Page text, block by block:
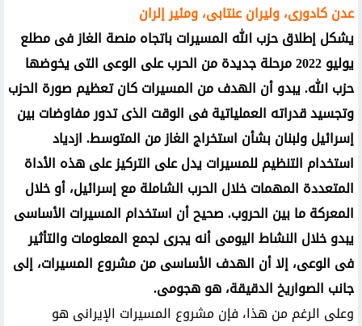
عدن كادورى، وليران عنتابى، ومئير إلران
يشكل إطلاق حزب الله المسيرات باتجاه منصة الغاز فى مطلع
يوليو 2022 مرحلة جديدة من الحرب على الوعى التى يخوضها
حزب الله. يبدو أن الهدف من المسيرات كان تعظيم صورة الحزب
وتجسيد قدراته العملياتية فى الوقت الذى تدور مفاوضات بين
إسرائيل ولبنان بشأن استخراج الغاز من المتوسط. ازدياد
استخدام التنظيم للمسيرات يدل على التركيز على هذه الأداة
المتعددة المهمات خلال الحرب الشاملة مع إسرائيل، أو خلال
المعركة ما بين الحروب. صحيح أن استخدام المسيرات الأساسى
يبدو خلال النشاط اليومى أنه يجرى لجمع المعلومات والتأثير
فى الوعى، إلا أن الهدف الأساسى من مشروع المسيرات، إلى
جانب الصواريخ الدقيقة، هو هجومى.
وعلى الرغم من هذا، فإن مشروع المسيرات الإيرانى هو